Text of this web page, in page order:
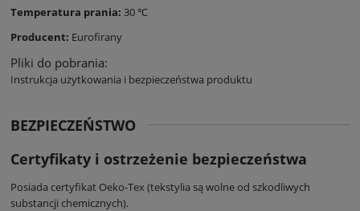
Temperatura prania: 30 ℃
Producent: Eurofirany
Pliki do pobrania:
Instrukcja użytkowania i bezpieczeństwa produktu
BEZPIECZEŃSTWO
Certyfikaty i ostrzeżenie bezpieczeństwa
Posiada certyfikat Oeko-Tex (tekstylia są wolne od szkodliwych
substancji chemicznych).